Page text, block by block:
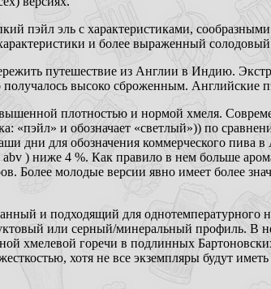
пэйл эль с характеристиками,
и более выраженный
путешествие из Англии в Индию.
высоко сброженным. Английские
плотностью и нормой хмеля.
«пэйл» и обозначает «светлый»)) по
дни для обозначения коммерческого пива в
) ниже 4 %. Как правило в нем больше
Более молодые версии явно имеет более
и подходящий для однотемпературного
или серный/минеральный профиль. В
хмелевой горечи в подлинных
хотя не все экземпляры будут